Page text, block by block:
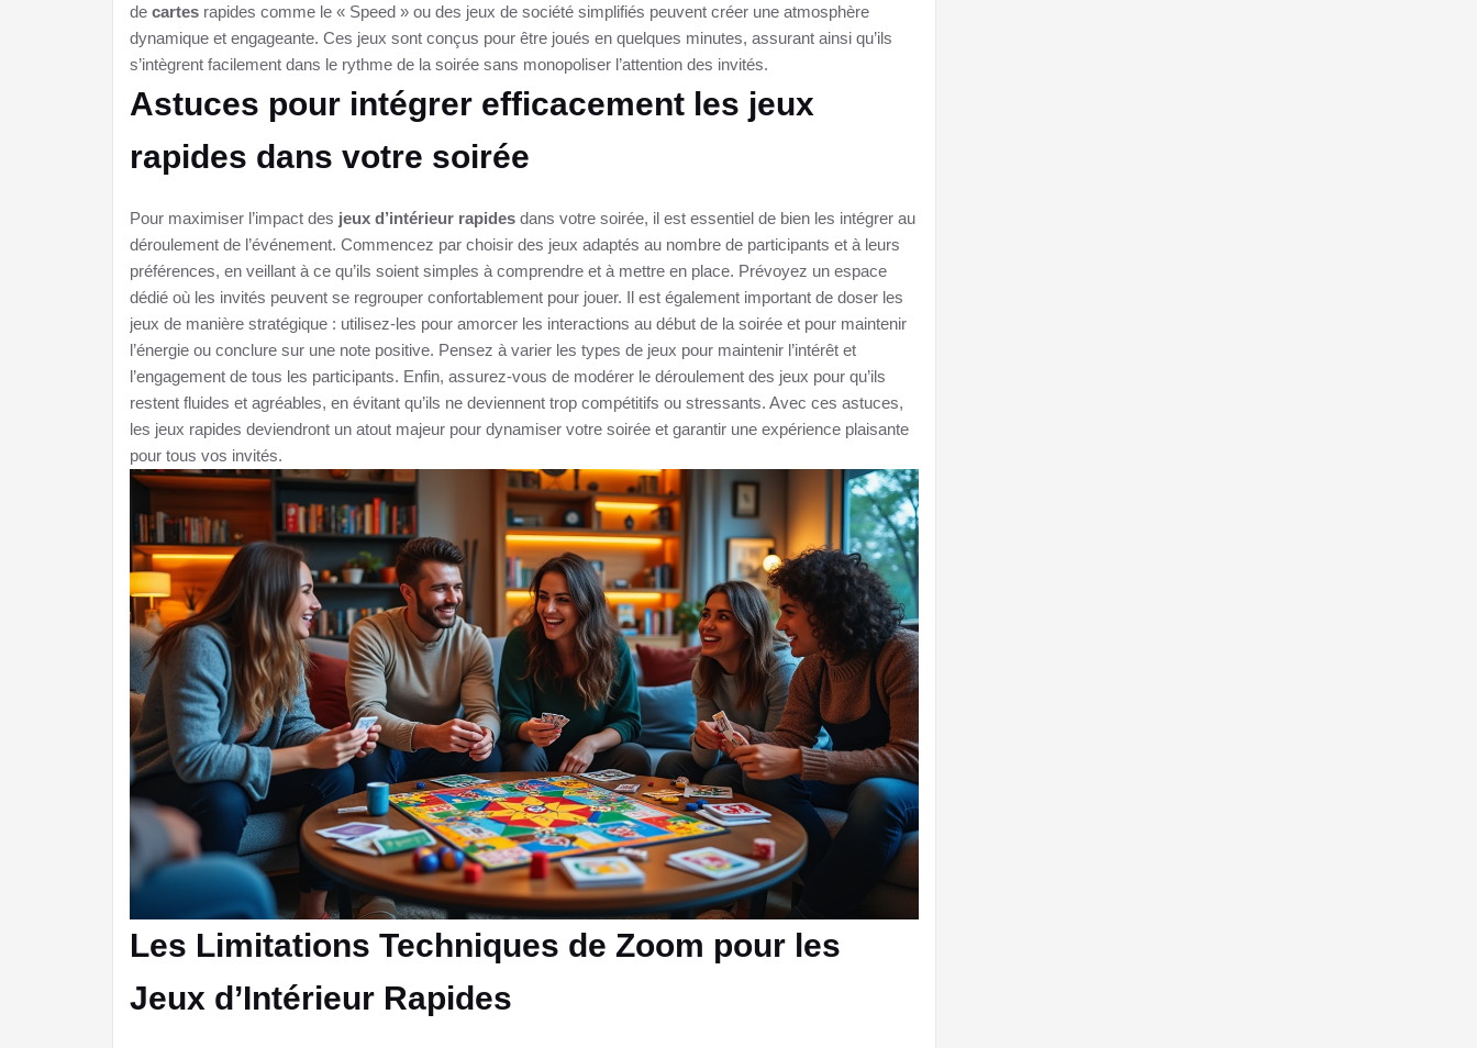
de cartes rapides comme le « Speed » ou des jeux de société simplifiés peuvent créer une atmosphère
dynamique et engageante. Ces jeux sont conçus pour être joués en quelques minutes, assurant ainsi qu’ils
s’intègrent facilement dans le rythme de la soirée sans monopoliser l’attention des invités.
Astuces pour intégrer efficacement les jeux
rapides dans votre soirée
Pour maximiser l’impact des jeux d’intérieur rapides dans votre soirée, il est essentiel de bien les intégrer au
déroulement de l’événement. Commencez par choisir des jeux adaptés au nombre de participants et à leurs
préférences, en veillant à ce qu’ils soient simples à comprendre et à mettre en place. Prévoyez un espace
dédié où les invités peuvent se regrouper confortablement pour jouer. Il est également important de doser les
jeux de manière stratégique : utilisez-les pour amorcer les interactions au début de la soirée et pour maintenir
l’énergie ou conclure sur une note positive. Pensez à varier les types de jeux pour maintenir l’intérêt et
l’engagement de tous les participants. Enfin, assurez-vous de modérer le déroulement des jeux pour qu’ils
restent fluides et agréables, en évitant qu’ils ne deviennent trop compétitifs ou stressants. Avec ces astuces,
les jeux rapides deviendront un atout majeur pour dynamiser votre soirée et garantir une expérience plaisante
pour tous vos invités.
Les Limitations Techniques de Zoom pour les
Jeux d’Intérieur Rapides